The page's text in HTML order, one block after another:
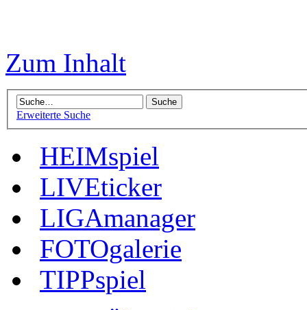
Zum Inhalt
Erweiterte Suche
HEIMspiel
LIVEticker
LIGAmanager
FOTOgalerie
TIPPspiel